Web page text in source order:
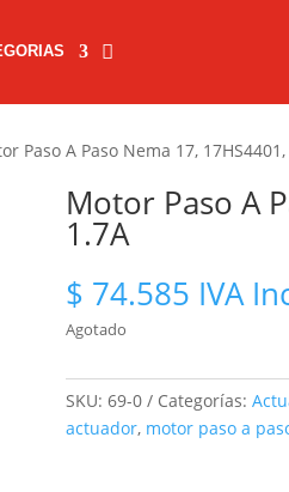
Paso A Paso Nema 17,
Motor Paso A
1.7A
$ 74.585 IVA
Agotado
SKU: 69-0 Categorías:
actuador, motor paso a